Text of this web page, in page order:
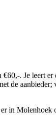
. Je leert
de aanbieder;
in Molenhoek